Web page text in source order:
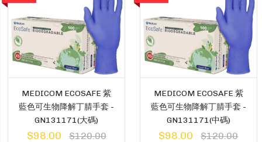
MEDICOM ECOSAFE 紫
藍色可生物降解丁腈手套 -
GN131171(大碼)
$98.00 $120.00
MEDICOM ECOSAFE 紫
藍色可生物降解丁腈手套 -
GN131171(中碼)
$98.00 $120.00